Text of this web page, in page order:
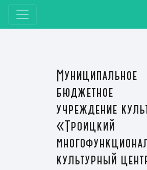
Муниципальное
бюджетное
учреждение
«Троицкий
культурный